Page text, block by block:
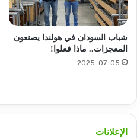
شباب السودان في هولندا يصنعون
المعجزات.. ماذا فعلوا!
2025-07-05
الإعلانات